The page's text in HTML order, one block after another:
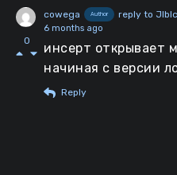
0
cowega Author reply to
6 months ago
инсерт открывает
начиная с версии
Reply